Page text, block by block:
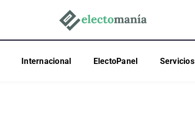
Internacional ElectoPanel Servicios